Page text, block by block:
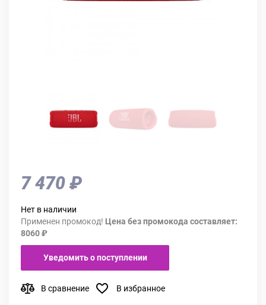
7 470 ₽
Нет в наличии
Применен промокод! Цена без промокода составляет:
8060 ₽
Уведомить о поступлении
В сравнение В избранное